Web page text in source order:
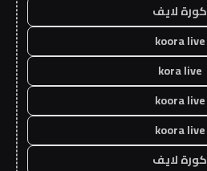
كورة لايف
koora live
kora live
koora live
koora live
كورة لايف